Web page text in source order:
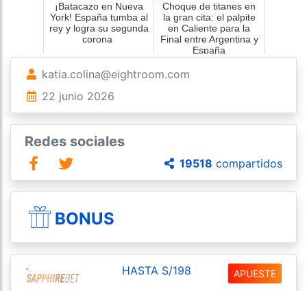
¡Batacazo en Nueva
York! España tumba al
rey y logra su segunda
corona
Choque de titanes en
la gran cita: el palpite
en Caliente para la
Final entre Argentina y
España
katia.colina@eightroom.com
22 junio 2026
Redes sociales
19518 compartidos
BONUS
HASTA S/198 APUESTE